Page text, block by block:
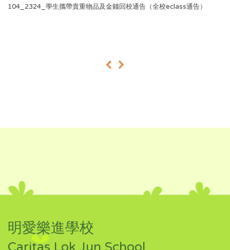
104_2324_學生攜帶貴重物品及金錢回校通告（全校eclass通告）
« »
明愛樂進學校
Caritas Lok Jun School